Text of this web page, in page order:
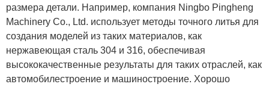
размера детали. Например, компания Ningbo Pingheng
Machinery Co., Ltd. использует методы точного литья для
создания моделей из таких материалов, как
нержавеющая сталь 304 и 316, обеспечивая
высококачественные результаты для таких отраслей, как
автомобилестроение и машиностроение. Хорошо